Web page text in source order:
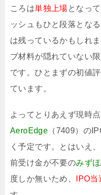
ころは単独上場となっ
ッシュもひと段落とな
は残っているかもしれ
ブ材料が隠れていない
です。ひとまずの初値
ています。
よってとりあえず現時
AeroEdge （7409）の
く予定です。とはいえ
前受け金が不要のみず
度しか無いため、
IPO当